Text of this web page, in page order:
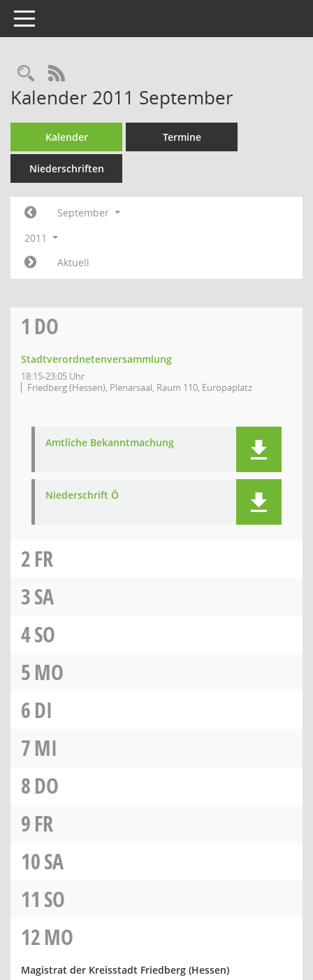
Toggle navigation
Rechercheauswahl
RSS-Feed
Kalender 2011 September
Kalender Termine
Niederschriften
September
2011
Aktuell
1 DO
Stadtverordnetenversammlung
18:15-23:05 Uhr
Friedberg (Hessen), Plenarsaal, Raum 110, Europaplatz
Amtliche Bekanntmachung
Niederschrift Ö
2FR
3SA
4SO
5MO
6DI
7MI
8DO
9FR
10SA
11 SO
12MO
Magistrat der Kreisstadt Friedberg (Hessen)